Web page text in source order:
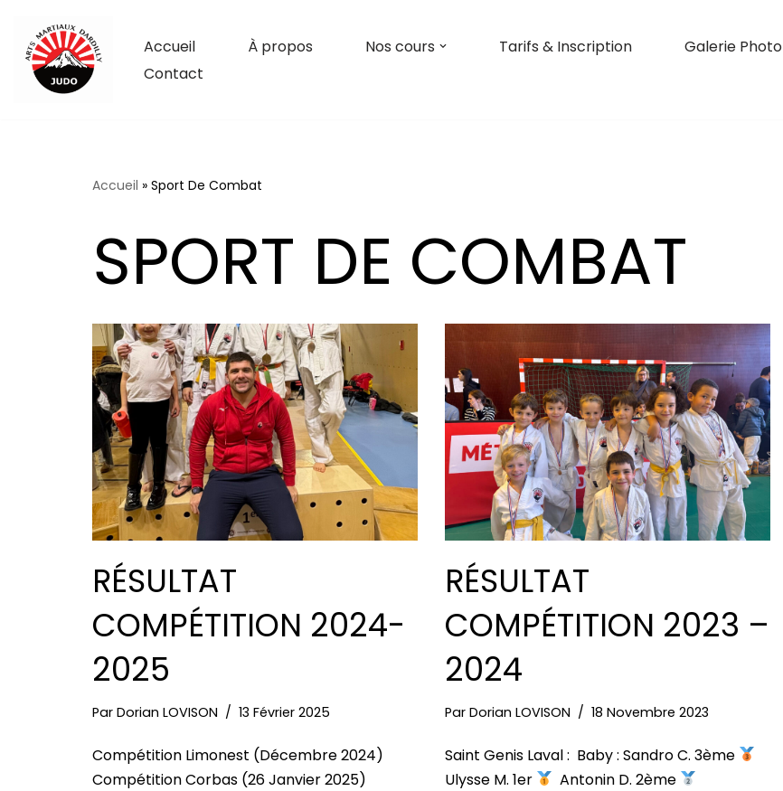
Aller
Contenu
Accueil À propos Nos cours Tarifs & Inscription Galerie Photo
Contact
Accueil » Sport De Combat
SPORT DE COMBAT
RÉSULTAT
COMPÉTITION 2024-
2025
Par Dorian LOVISON 13 Février 2025
Compétition Limonest (Décembre 2024)
Compétition Corbas (26 Janvier 2025)
RÉSULTAT
COMPÉTITION 2023 –
2024
Par Dorian LOVISON 18 Novembre 2023
Saint Genis Laval : Baby : Sandro C. 3ème
Ulysse M. 1er
Antonin D. 2ème